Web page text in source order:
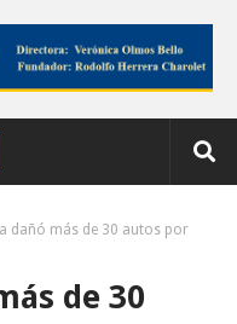
dañó más de 30 autos por
de 30